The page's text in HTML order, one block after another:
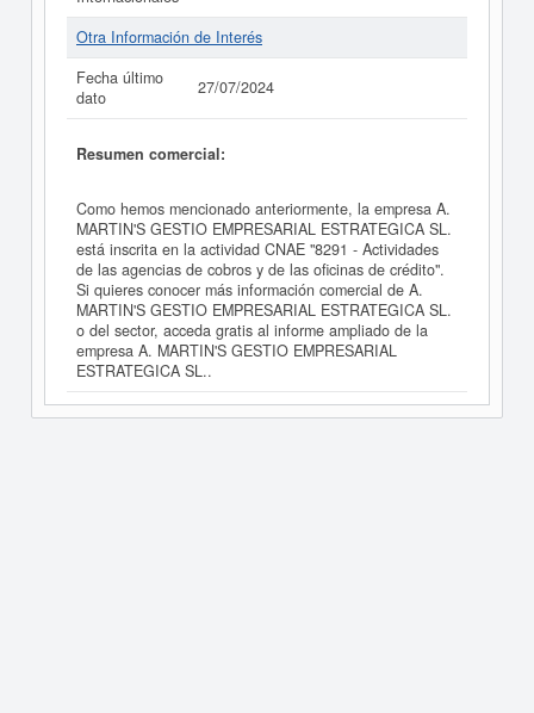
Otra Información de Interés
Fecha último
dato
27/07/2024
Resumen comercial:
Como hemos mencionado anteriormente, la empresa A.
MARTIN'S GESTIO EMPRESARIAL ESTRATEGICA SL.
está inscrita en la actividad CNAE "8291 - Actividades
de las agencias de cobros y de las oficinas de crédito".
Si quieres conocer más información comercial de A.
MARTIN'S GESTIO EMPRESARIAL ESTRATEGICA SL.
o del sector, acceda gratis al informe ampliado de la
empresa A. MARTIN'S GESTIO EMPRESARIAL
ESTRATEGICA SL..